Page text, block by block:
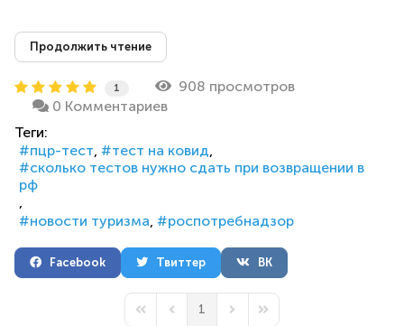
Продолжить чтение
1
908 просмотров
0 Комментариев
Теги:
пцр-тест
тест на ковид
сколько тестов нужно сдать при возвращении в
рф
новости туризма роспотребнадзор
Facebook Твиттер ВК
First PagePrevious Page
1 Next PageLast Page